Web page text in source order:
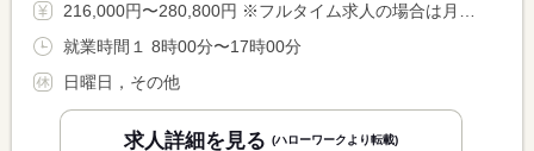
216,000円〜280,800円 ※フルタイム求人の場合は月額（換算額）、パート求人の場合は時間額を表示しています。
就業時間１ 8時00分〜17時00分
日曜日，その他
求人詳細を見る (ハローワークより転載)